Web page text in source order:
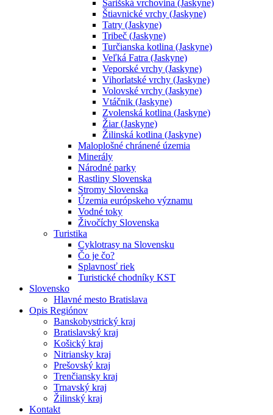
Šarišská vrchovina (Jaskyne)
Štiavnické vrchy (Jaskyne)
Tatry (Jaskyne)
Tribeč (Jaskyne)
Turčianska kotlina (Jaskyne)
Veľká Fatra (Jaskyne)
Veporské vrchy (Jaskyne)
Vihorlatské vrchy (Jaskyne)
Volovské vrchy (Jaskyne)
Vtáčnik (Jaskyne)
Zvolenská kotlina (Jaskyne)
Žiar (Jaskyne)
Žilinská kotlina (Jaskyne)
Maloplošné chránené územia
Minerály
Národné parky
Rastliny Slovenska
Stromy Slovenska
Územia európskeho významu
Vodné toky
Živočíchy Slovenska
Turistika
Cyklotrasy na Slovensku
Čo je čo?
Splavnosť riek
Turistické chodníky KST
Slovensko
Hlavné mesto Bratislava
Opis Regiónov
Banskobystrický kraj
Bratislavský kraj
Košický kraj
Nitriansky kraj
Prešovský kraj
Trenčiansky kraj
Trnavský kraj
Žilinský kraj
Kontakt